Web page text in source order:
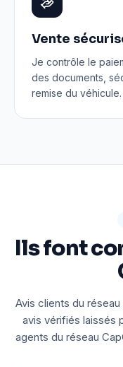
Vente
Je contrôle le
des documents,
remise du véhicule.
Ils font
Avis clients du
avis vérifiés laissés
agents du réseau